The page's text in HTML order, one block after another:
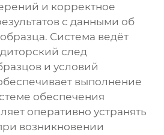
и корректное
с данными об
Система ведёт
след
и условий
выполнение
обеспечения
оперативно устранять
возникновении